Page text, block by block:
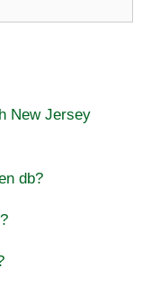
New Jersey
db?